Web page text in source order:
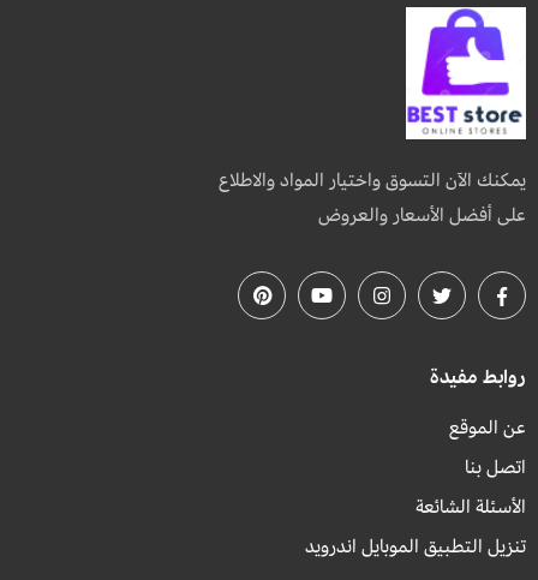
يمكنك الآن التسوق واختيار المواد والاطلاع
على أفضل الأسعار والعروض
روابط مفيدة
عن الموقع
اتصل بنا
الأسئلة الشائعة
تنزيل التطبيق الموبايل اندرويد